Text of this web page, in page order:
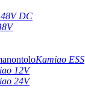
DC
Kamiao ESS
12V
24V